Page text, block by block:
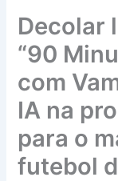
Decolar
“90
com
IA na
para o
futebol